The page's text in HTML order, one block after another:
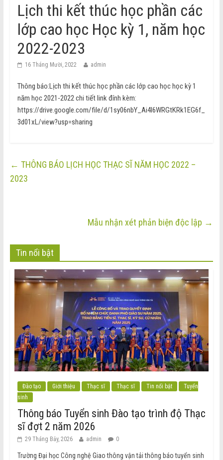
Lịch thi kết thúc học phần các
lớp cao học Học kỳ 1, năm học
2022-2023
16 Tháng Mười, 2022 admin
Thông báo:Lịch thi kết thúc học phần các lớp cao học học kỳ 1
năm học 2021-2022 chi tiết link đính kèm:
https://drive.google.com/file/d/1sy06nbY_Ai4l6WRGtKRk1EG6f_
3d01xL/view?usp=sharing
← THÔNG BÁO LỊCH HỌC THẠC SĨ NĂM HỌC 2022 –
2023
Mẫu nhận xét phản biện độc lập →
Tin nổi bật
Đào tạo Giới thiệu Thạc sĩ Thạc sĩ Tin nổi bật
Tuyển
sinh
Thông báo Tuyển sinh Đào tạo trình độ Thạc
sĩ đợt 2 năm 2026
29 Tháng Bảy, 2026 admin 0
Trường Đại học Công nghệ Giao thông vận tải thông báo tuyển sinh